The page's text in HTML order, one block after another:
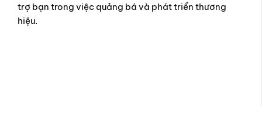
trợ bạn trong việc quảng bá và phát triển thương
hiệu.